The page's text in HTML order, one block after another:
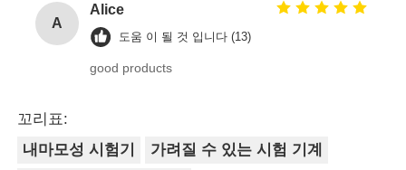
A
Alice
도움 이 될 것 입니다 (13)
good products
꼬리표:
내마모성 시험기
가려질 수 있는 시험 기계